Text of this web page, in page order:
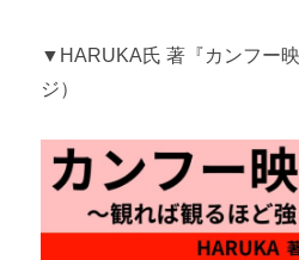
▼HARUKA氏 著『カンフー
ジ）